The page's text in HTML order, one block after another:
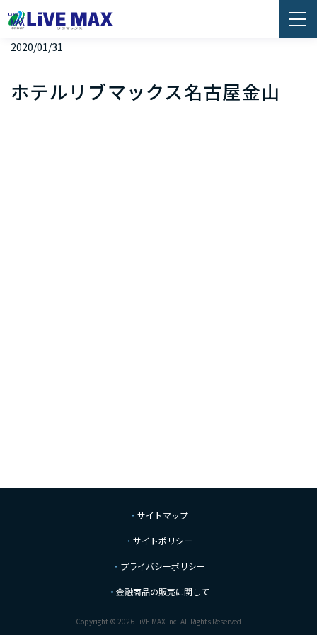
2020/01/31
ホテルリブマックス名古屋金山
サイトマップ
サイトポリシー
プライバシーポリシー
金融商品の販売に関して
Copyright © 2026 LiVE MAX Inc. All Rights Reserved